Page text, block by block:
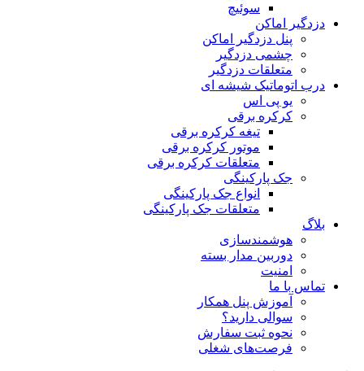
سوئیچ
دزدگیر اماکن
پنل دزدگیر اماکن
چشمی دزدگیر
متعلقات دزدگیر
درب اتوماتیک شیشه ای
یو پی اس
کرکره برقی
تیغه کرکره برقی
موتور کرکره برقی
متعلقات کرکره برقی
جک پارکینگی
انواع جک پارکینگی
متعلقات جک پارکینگی
بلاگ
هوشمندسازی
دوربین مدار بسته
امنیت
تماس با ما
آموزش پنل همکار
سوالی دارید؟
نحوه ثبت سفارش
فرصت‌های شغلی